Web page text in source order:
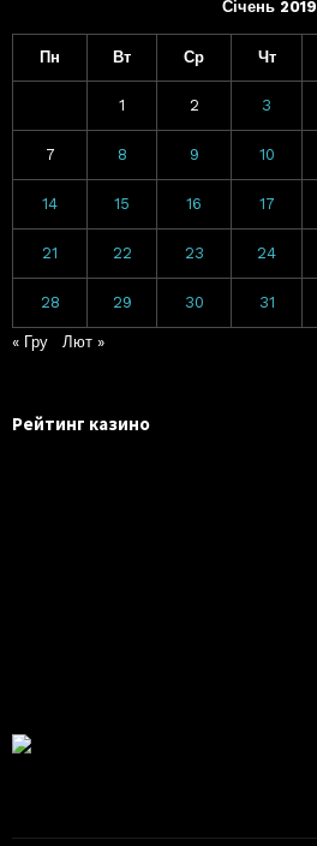
Січень 2019
Пн Вт Ср Чт
1 2 3
7 8 9 10
14 15 16 17
21 22 23 24
28 29 30 31
« Гру Лют »
Рейтинг казино